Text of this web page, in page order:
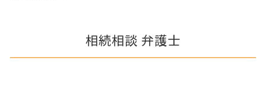
相続相談 弁護士